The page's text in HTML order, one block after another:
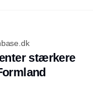
stærkere